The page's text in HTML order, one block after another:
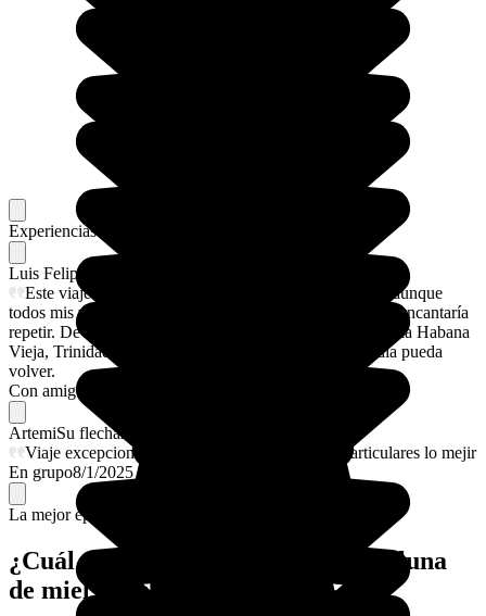
Experiencias memorables
Luis Felipe
Este viaje ha sido diferente. Ha sido tan diferente que aunque
todos mis viajes me han gustado, éste es el único que me encantaría
repetir. De los sitios que visité en Cuba, me quedaría con la Habana
Vieja, Trinidad y sus paradisíacas playas. Ojalá algún día pueda
volver.
Con amigos
ArtemiSu flechazo
Viaje excepcional Me ha encantado Las casas particulares lo mejir
En grupo8/1/2025
La mejor época para ir.
¿Cuál es la mejor época para ir de luna
de miel a Cuba?